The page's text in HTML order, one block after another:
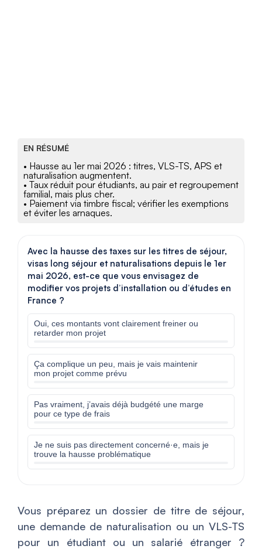
EN RÉSUMÉ
• Hausse au 1er mai 2026 : titres, VLS-TS, APS et
naturalisation augmentent.
• Taux réduit pour étudiants, au pair et regroupement
familial, mais plus cher.
• Paiement via timbre fiscal; vérifier les exemptions
et éviter les arnaques.
Avec la hausse des taxes sur les titres de séjour,
visas long séjour et naturalisations depuis le 1er
mai 2026, est-ce que vous envisagez de
modifier vos projets d’installation ou d’études en
France ?
Oui, ces montants vont clairement freiner ou
retarder mon projet
Ça complique un peu, mais je vais maintenir
mon projet comme prévu
Pas vraiment, j’avais déjà budgété une marge
pour ce type de frais
Je ne suis pas directement concerné·e, mais je
trouve la hausse problématique
Vous préparez un dossier de titre de séjour,
une demande de naturalisation ou un VLS-TS
pour un étudiant ou un salarié étranger ?